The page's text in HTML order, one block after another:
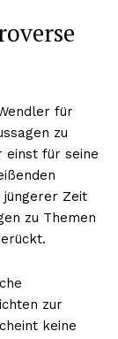
für
zu
einst für seine
jüngerer Zeit
zu Themen
zur
keine